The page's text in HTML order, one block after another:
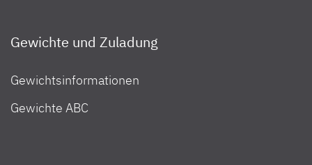
Gewichte und Zuladung
Gewichtsinformationen
Gewichte ABC